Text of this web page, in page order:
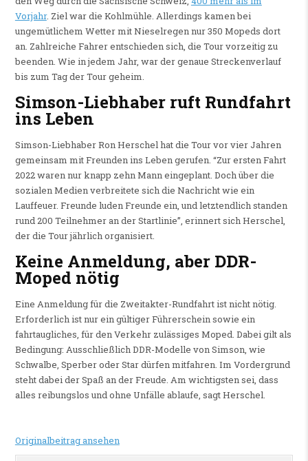
Vorjahr. Ziel war die Kohlmühle. Allerdings kamen bei
ungemütlichem Wetter mit Nieselregen nur 350 Mopeds dort
an. Zahlreiche Fahrer entschieden sich, die Tour vorzeitig zu
beenden. Wie in jedem Jahr, war der genaue Streckenverlauf
bis zum Tag der Tour geheim.
Simson-Liebhaber ruft Rundfahrt
ins Leben
Simson-Liebhaber Ron Herschel hat die Tour vor vier Jahren
gemeinsam mit Freunden ins Leben gerufen. “Zur ersten Fahrt
2022 waren nur knapp zehn Mann eingeplant. Doch über die
sozialen Medien verbreitete sich die Nachricht wie ein
Lauffeuer. Freunde luden Freunde ein, und letztendlich standen
rund 200 Teilnehmer an der Startlinie”, erinnert sich Herschel,
der die Tour jährlich organisiert.
Keine Anmeldung, aber DDR-
Moped nötig
Eine Anmeldung für die Zweitakter-Rundfahrt ist nicht nötig.
Erforderlich ist nur ein gültiger Führerschein sowie ein
fahrtaugliches, für den Verkehr zulässiges Moped. Dabei gilt als
Bedingung: Ausschließlich DDR-Modelle von Simson, wie
Schwalbe, Sperber oder Star dürfen mitfahren. Im Vordergrund
steht dabei der Spaß an der Freude. Am wichtigsten sei, dass
alles reibungslos und ohne Unfälle ablaufe, sagt Herschel.
Originalbeitrag ansehen